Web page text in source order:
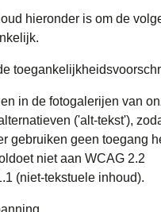
hieronder is om de
in de fotogalerijen van
('alt-tekst'),
gebruiken geen toegang
niet aan WCAG 2.2
(niet-tekstuele inhoud).